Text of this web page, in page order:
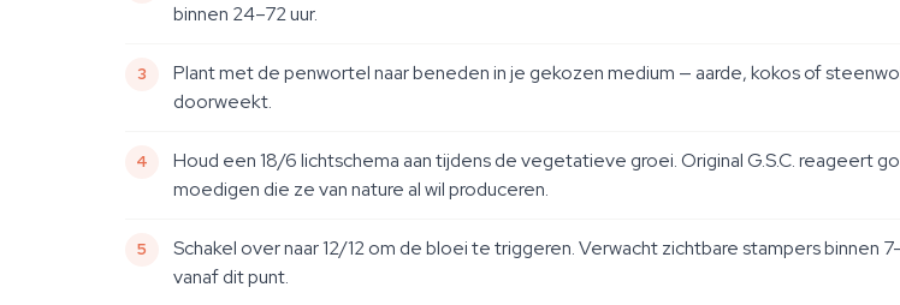
binnen 24–72 uur.
Plant met de penwortel naar beneden in je gekozen medium — aarde, kokos of
doorweekt.
Houd een 18/6 lichtschema aan tijdens de vegetatieve groei. Original G.S.C. reageert
moedigen die ze van nature al wil produceren.
Schakel over naar 12/12 om de bloei te triggeren. Verwacht zichtbare stampers binnen
vanaf dit punt.